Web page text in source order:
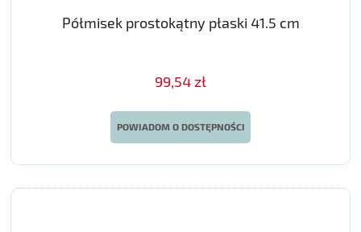
Półmisek prostokątny płaski 41.5 cm
99,54 zł
POWIADOM O DOSTĘPNOŚCI